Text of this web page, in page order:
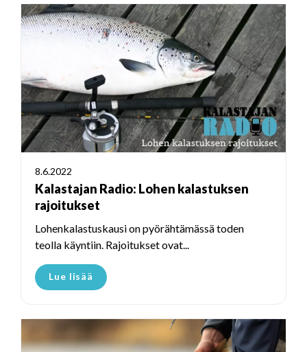
8.6.2022
Kalastajan Radio: Lohen kalastuksen
rajoitukset
Lohenkalastuskausi on pyörähtämässä toden
teolla käyntiin. Rajoitukset ovat...
Lue lisää